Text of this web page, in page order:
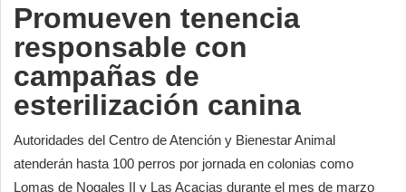
Promueven tenencia
responsable con
campañas de
esterilización canina
Autoridades del Centro de Atención y Bienestar Animal
atenderán hasta 100 perros por jornada en colonias como
Lomas de Nogales II y Las Acacias durante el mes de marzo